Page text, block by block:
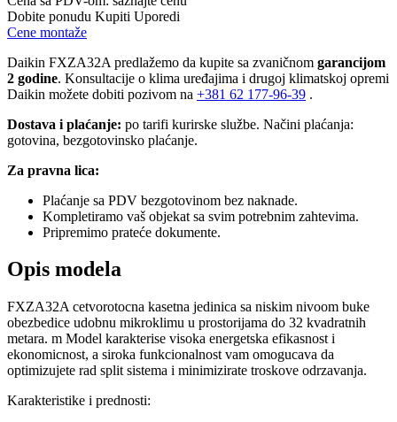
Dobite ponudu Kupiti Uporedi
Cene montaže
Daikin FXZA32A predlažemo da kupite sa zvaničnom garancijom
2 godine. Konsultacije o klima uređajima i drugoj klimatskoj opremi
Daikin možete dobiti pozivom na +381 62 177-96-39 .
Dostava i plaćanje: po tarifi kurirske službe. Načini plaćanja:
gotovina, bezgotovinsko plaćanje.
Za pravna lica:
Plaćanje sa PDV bezgotovinom bez naknade.
Kompletiramo vaš objekat sa svim potrebnim zahtevima.
Pripremimo prateće dokumente.
Opis modela
FXZA32A cetvorotocna kasetna jedinica sa niskim nivoom buke
obezbedice udobnu mikroklimu u prostorijama do 32 kvadratnih
metara. m Model karakterise visoka energetska efikasnost i
ekonomicnost, a siroka funkcionalnost vam omogucava da
optimizujete rad split sistema i minimizirate troskove odrzavanja.
Karakteristike i prednosti: